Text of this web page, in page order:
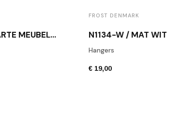
COPY OF ZWARTE MEUBELKNOP BERTRAM BEERBAUM BB26/160 ZWART
FROST DENMARK
N1134-W / MAT WIT
Hangers
€ 19,00